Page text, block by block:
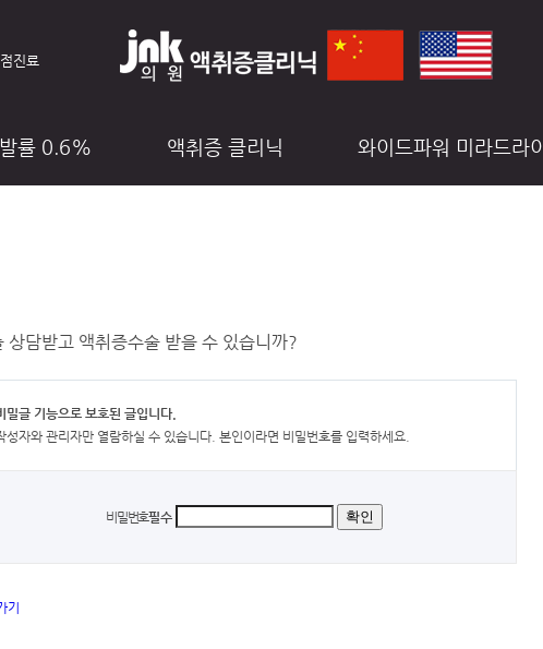
진료
률 0.6% 액취증 클리닉 와이드파워 미라드라이
상담받고 액취증수술 받을 수 있습니까?
밀글 기능으로 보호된 글입니다.
성자와 관리자만 열람하실 수 있습니다. 본인이라면 비밀번호를 입력하세요.
비밀번호필수
기